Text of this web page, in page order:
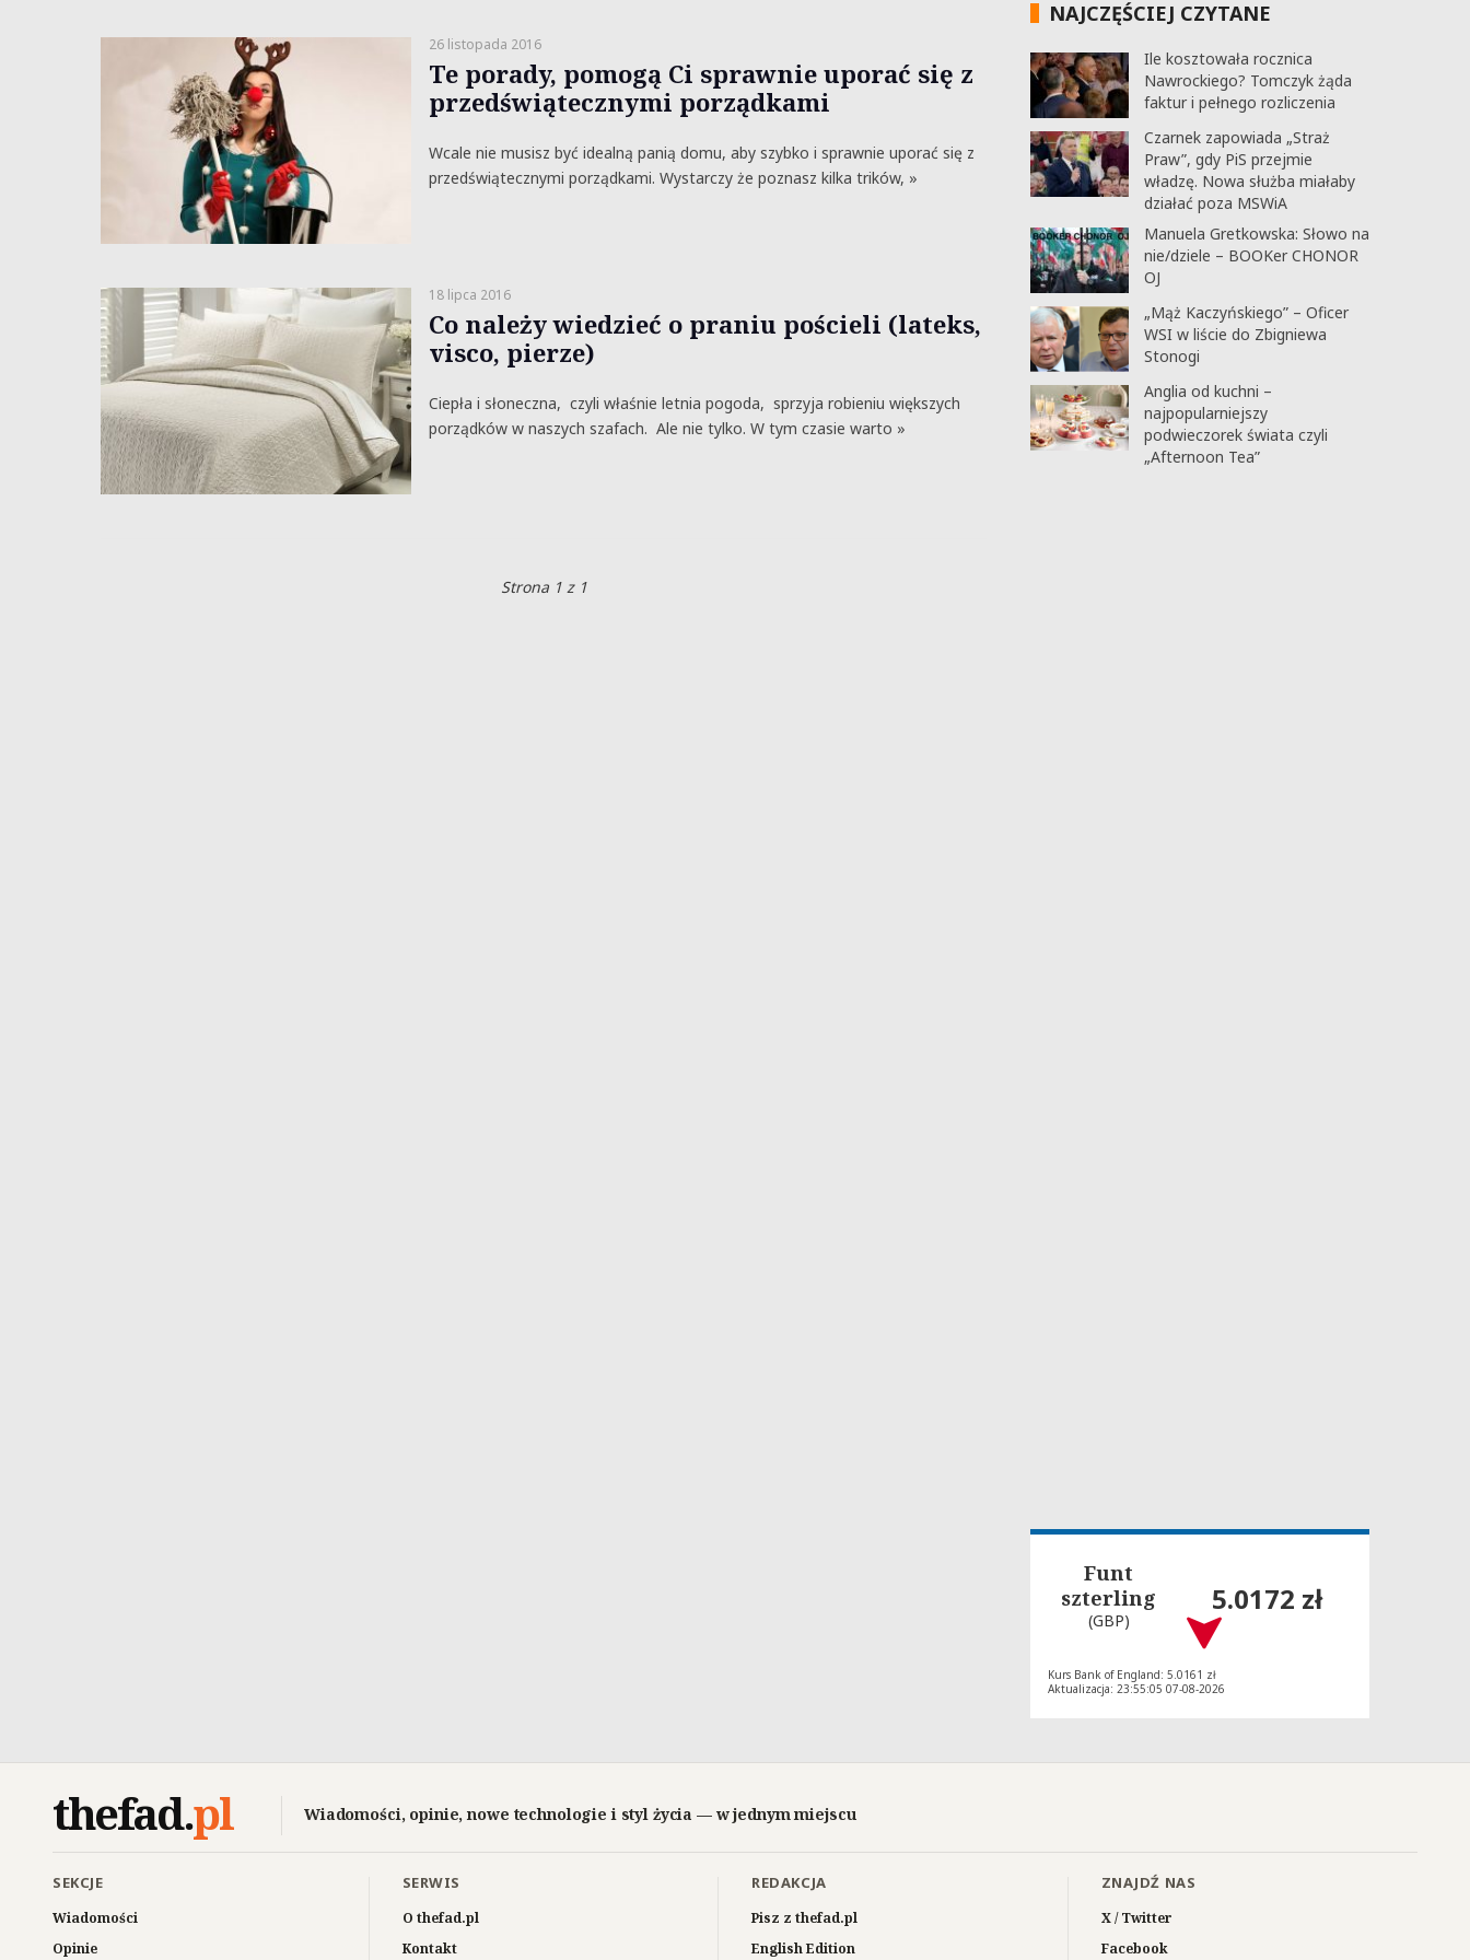
26 listopada 2016
Te porady, pomogą Ci sprawnie uporać się z
przedświątecznymi porządkami
Wcale nie musisz być idealną panią domu, aby szybko i sprawnie uporać się z
przedświątecznymi porządkami. Wystarczy że poznasz kilka trików, »
18 lipca 2016
Co należy wiedzieć o praniu pościeli (lateks,
visco, pierze)
Ciepła i słoneczna, czyli właśnie letnia pogoda, sprzyja robieniu większych
porządków w naszych szafach. Ale nie tylko. W tym czasie warto »
Strona 1 z 1
NAJCZĘŚCIEJ CZYTANE
Ile kosztowała rocznica
Nawrockiego? Tomczyk żąda
faktur i pełnego rozliczenia
Czarnek zapowiada „Straż
Praw”, gdy PiS przejmie
władzę. Nowa służba miałaby
działać poza MSWiA
Manuela Gretkowska: Słowo na
nie/dziele – BOOKer CHONOR
OJ
„Mąż Kaczyńskiego” – Oficer
WSI w liście do Zbigniewa
Stonogi
Anglia od kuchni –
najpopularniejszy
podwieczorek świata czyli
„Afternoon Tea”
Funt
szterling
(GBP)
5.0172 zł
Kurs Bank of England: 5.0161 zł
Aktualizacja: 23:55:05 07-08-2026
thefad.pl Wiadomości, opinie, nowe technologie i styl życia — w jednym miejscu
SEKCJE
Wiadomości
Opinie
SERWIS
O thefad.pl
Kontakt
REDAKCJA
Pisz z thefad.pl
English Edition
ZNAJDŹ NAS
X / Twitter
Facebook